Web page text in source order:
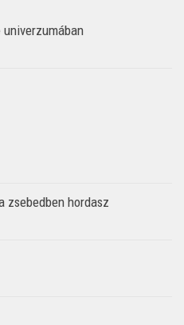
univerzumában
zsebedben hordasz